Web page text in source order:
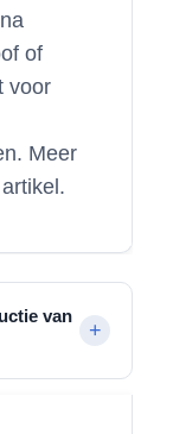
of
voor
Meer
van